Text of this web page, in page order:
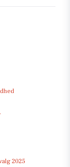
2025